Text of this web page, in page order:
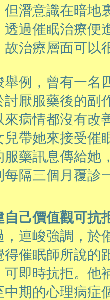
但潛意識在暗地
透過催眠治療便
故治療層面可以
舉例，曾有一名
討厭服藥後的副
來病情都沒有改
兒帶她來接受催
服藥訊息傳給她
每隔三個月覆診
自己價值觀可抗
，連峻強調，於
得催眠師所說的
可即時抗拒。他
中期的心理病症